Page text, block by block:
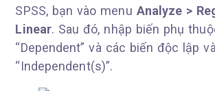
SPSS, bạn vào menu Analyze >
Linear. Sau đó, nhập biến phụ
“Dependent” và các biến độc lập
“Independent(s)”.